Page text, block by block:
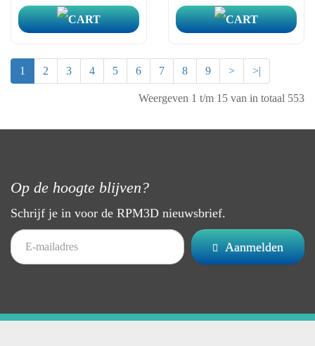
1 2 3 4 5 6 7 8 9 > >|
Weergeven 1 t/m 15 van in totaal 553
Op de hoogte blijven?
Schrijf je in voor de RPM3D nieuwsbrief.
Aanmelden